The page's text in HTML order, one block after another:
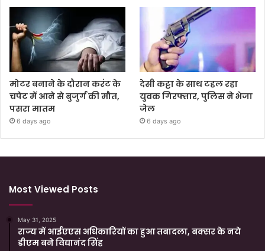
मोटर बनाने के दौरान करंट के
चपेट में आने से बुजुर्ग की मौत,
पसरा मातम
6 days ago
देसी कट्टा के साथ टहल रहा
युवक गिरफ्तार, पुलिस ने भेजा
जेल
6 days ago
Most Viewed Posts
May 31, 2025
राज्य में आईएएस अधिकारियों का हुआ तबादला, बक्सर के नये
डीएम बने विद्यानंद सिंह